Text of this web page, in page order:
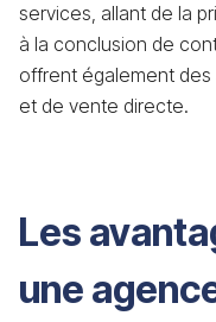
services, allant de la
à la conclusion de
offrent également
et de vente directe.
Les
une